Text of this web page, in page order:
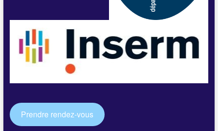
Prendre rendez-vous